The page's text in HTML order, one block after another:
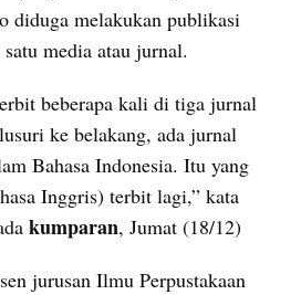
diduga melakukan publikasi
media atau jurnal.
beberapa kali di tiga jurnal
ke belakang, ada jurnal
Bahasa Indonesia. Itu yang
Inggris) terbit lagi,” kata
kumparan, Jumat (18/12)
jurusan Ilmu Perpustakaan